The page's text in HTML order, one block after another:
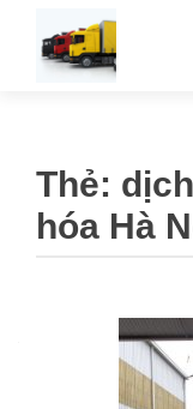
Thẻ:
hóa Hà